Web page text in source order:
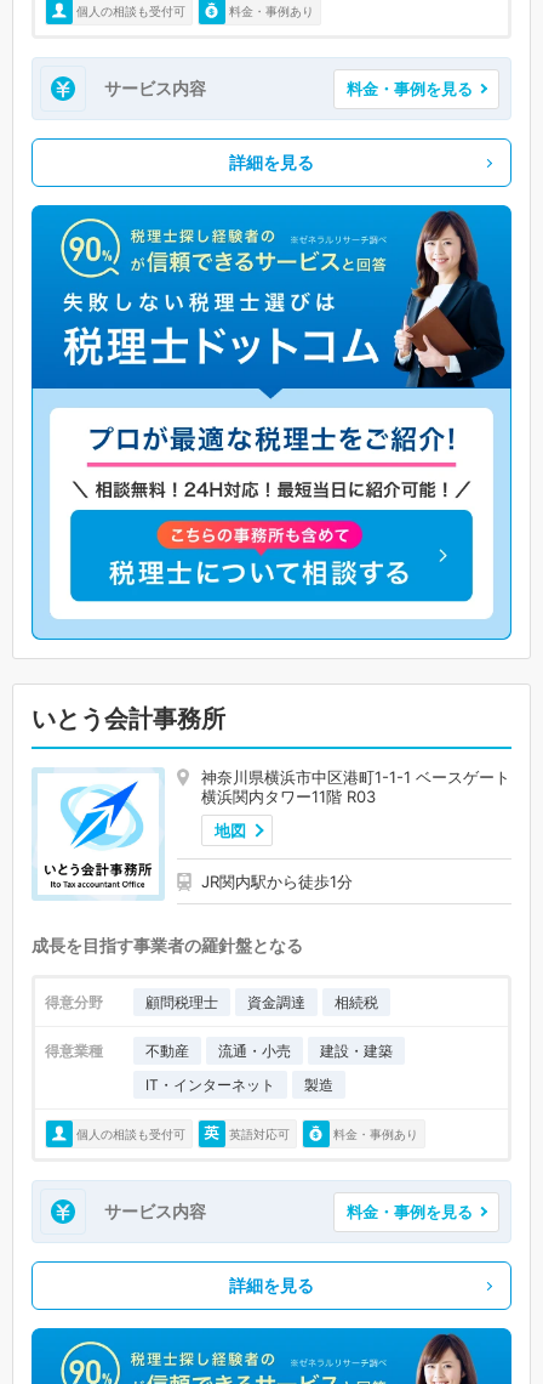
個人の相談も受付可 料金・事例あり
サービス内容 料金・事例を見る
詳細を見る
いとう会計事務所
神奈川県横浜市中区港町1-1-1 ベースゲート
横浜関内タワー11階 R03
地図
JR関内駅から徒歩1分
成長を目指す事業者の羅針盤となる
得意分野 顧問税理士 資金調達 相続税
得意業種 不動産 流通・小売
建設・建築
IT・インターネット
製造
個人の相談も受付可 英語対応可 料金・事例あり
サービス内容 料金・事例を見る
詳細を見る